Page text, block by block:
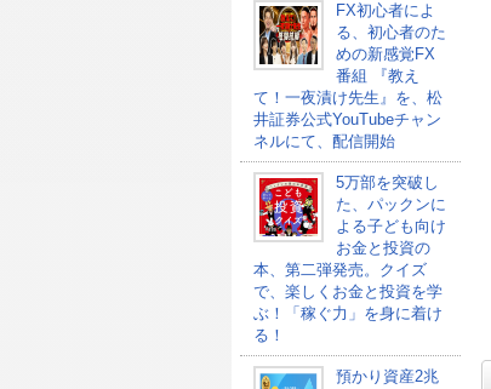
FX初心者によ
る、初心者のた
めの新感覚FX
番組 『教え
て！一夜漬け先生』を、松
井証券公式YouTubeチャン
ネルにて、配信開始
5万部を突破し
た、パックンに
よる子ども向け
お金と投資の
本、第二弾発売。クイズ
で、楽しくお金と投資を学
ぶ！「稼ぐ力」を身に着け
る！
預かり資産2兆